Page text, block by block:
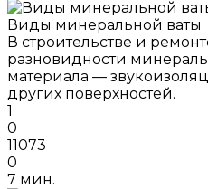
Виды минеральной ваты
В строительстве и
разновидности
материала —
других поверхностей.
1
0
11073
0
7 мин.